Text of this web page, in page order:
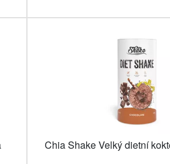
Chia Shake Velký dietní